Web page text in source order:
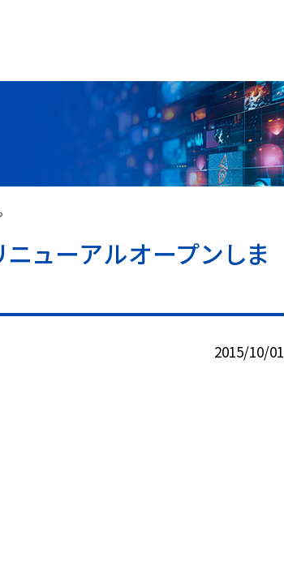
ューアルオープンしま
2015/10/01